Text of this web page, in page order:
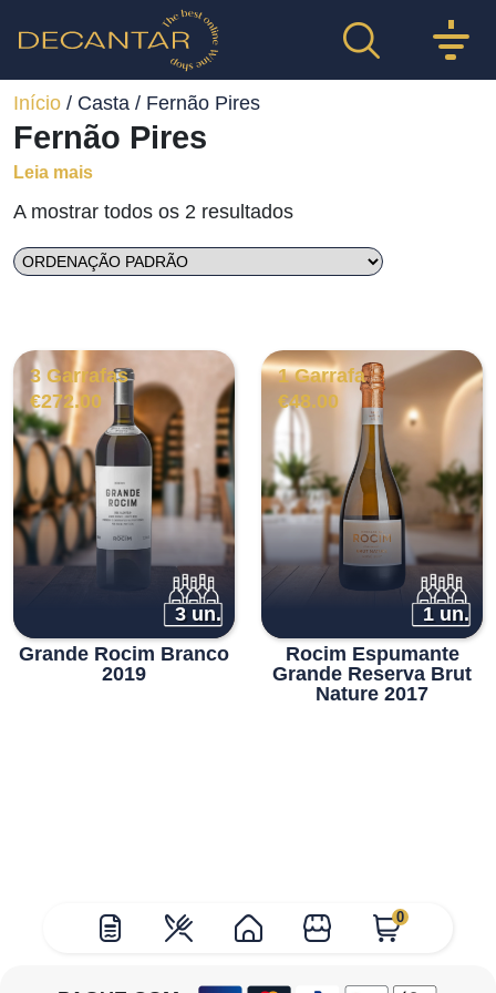
0
Início / Casta / Fernão Pires
Fernão Pires
Leia mais
A mostrar todos os 2 resultados
3 Garrafas
€272.00
3 un.
Grande Rocim Branco
2019
1 Garrafa
€48.00
1 un.
Rocim Espumante
Grande Reserva Brut
Nature 2017